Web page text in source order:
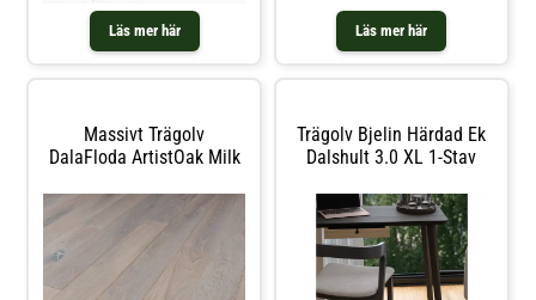
Läs mer här Läs mer här
Massivt Trägolv
DalaFloda ArtistOak Milk
Trägolv Bjelin Härdad Ek
Dalshult 3.0 XL 1-Stav